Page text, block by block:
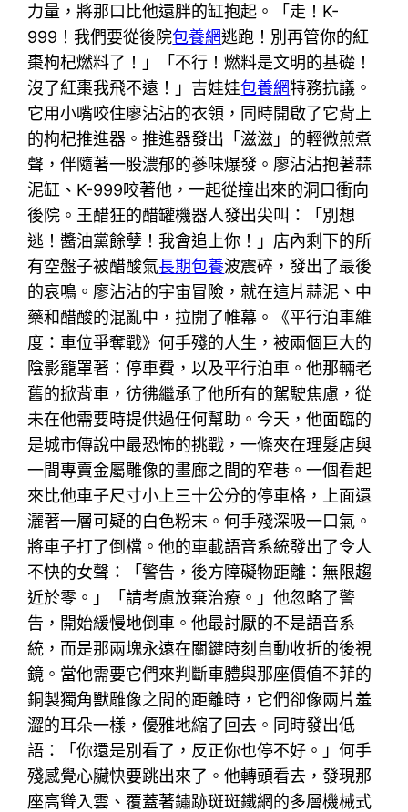
力量，將那口比他還胖的缸抱起。「走！K-
999！我們要從後院包養網逃跑！別再管你的紅
棗枸杞燃料了！」「不行！燃料是文明的基礎！
沒了紅棗我飛不遠！」吉娃娃包養網特務抗議。
它用小嘴咬住廖沾沾的衣領，同時開啟了它背上
的枸杞推進器。推進器發出「滋滋」的輕微煎煮
聲，伴隨著一股濃郁的蔘味爆發。廖沾沾抱著蒜
泥缸、K-999咬著他，一起從撞出來的洞口衝向
後院。王醋狂的醋罐機器人發出尖叫：「別想
逃！醬油黨餘孽！我會追上你！」店內剩下的所
有空盤子被醋酸氣長期包養波震碎，發出了最後
的哀鳴。廖沾沾的宇宙冒險，就在這片蒜泥、中
藥和醋酸的混亂中，拉開了帷幕。《平行泊車維
度：車位爭奪戰》何手殘的人生，被兩個巨大的
陰影籠罩著：停車費，以及平行泊車。他那輛老
舊的掀背車，彷彿繼承了他所有的駕駛焦慮，從
未在他需要時提供過任何幫助。今天，他面臨的
是城市傳說中最恐怖的挑戰，一條夾在理髮店與
一間專賣金屬雕像的畫廊之間的窄巷。一個看起
來比他車子尺寸小上三十公分的停車格，上面還
灑著一層可疑的白色粉末。何手殘深吸一口氣。
將車子打了倒檔。他的車載語音系統發出了令人
不快的女聲：「警告，後方障礙物距離：無限趨
近於零。」「請考慮放棄治療。」他忽略了警
告，開始緩慢地倒車。他最討厭的不是語音系
統，而是那兩塊永遠在關鍵時刻自動收折的後視
鏡。當他需要它們來判斷車體與那座價值不菲的
銅製獨角獸雕像之間的距離時，它們卻像兩片羞
澀的耳朵一樣，優雅地縮了回去。同時發出低
語：「你還是別看了，反正你也停不好。」何手
殘感覺心臟快要跳出來了。他轉頭看去，發現那
座高聳入雲、覆蓋著鏽跡斑斑鐵網的多層機械式